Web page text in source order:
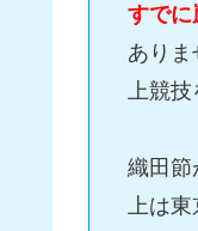
すでに
あり
上競
織田節
上は東